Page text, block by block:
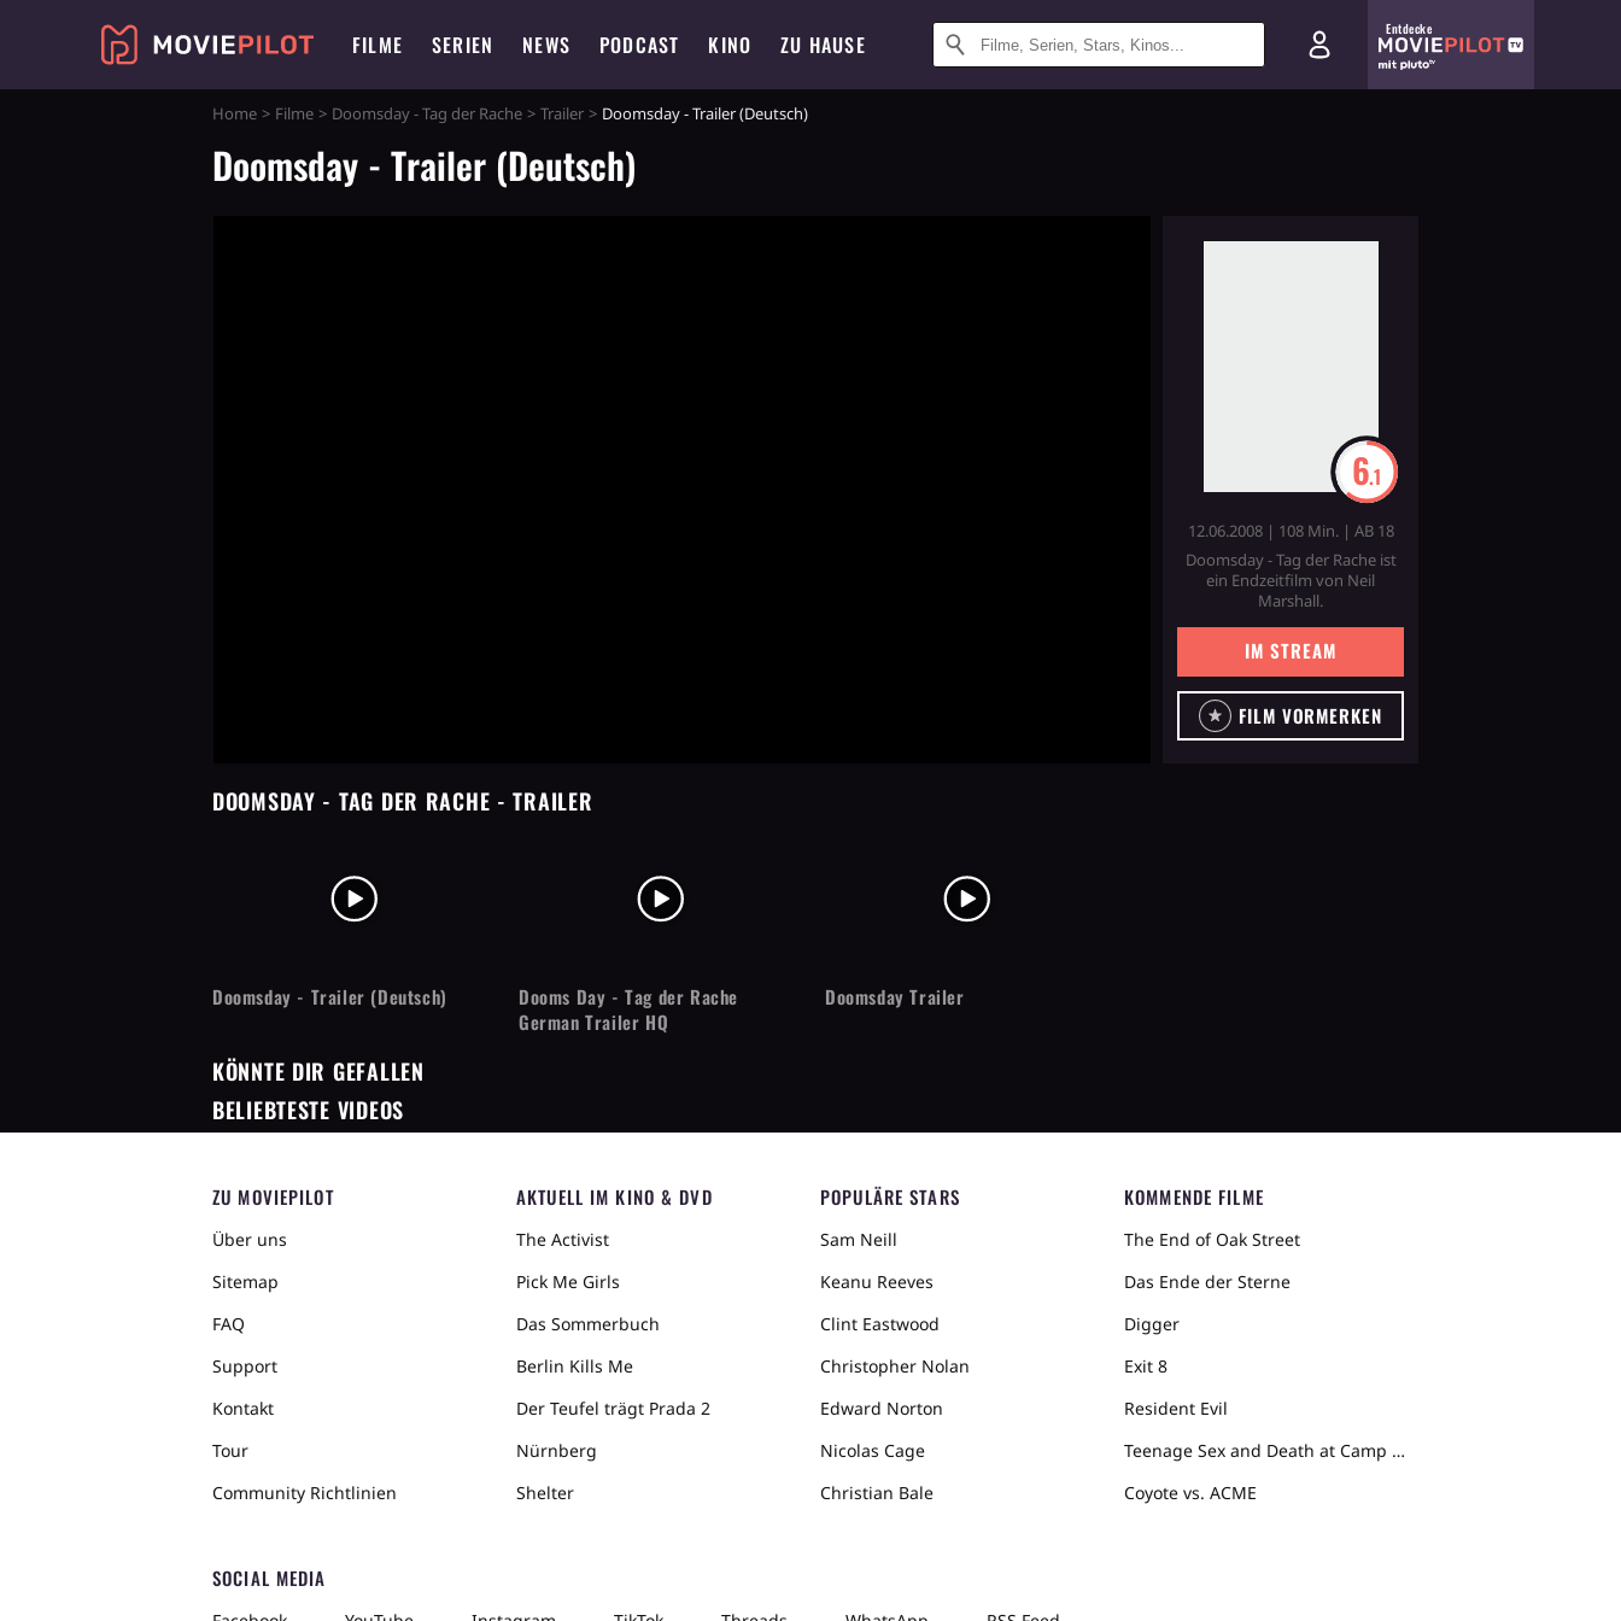
FILME SERIEN NEWS PODCAST KINO ZU HAUSE
Entdecke
Home Filme Doomsday - Tag der Rache Trailer Doomsday - Trailer (Deutsch)
Doomsday - Trailer (Deutsch)
6.1
12.06.2008 | 108 Min. | AB 18
Doomsday - Tag der Rache ist
ein Endzeitfilm von Neil
Marshall.
IM STREAM
FILM VORMERKEN
DOOMSDAY - TAG DER RACHE - TRAILER
Doomsday - Trailer (Deutsch)
Dooms Day - Tag der Rache
German Trailer HQ
Doomsday Trailer
KÖNNTE DIR GEFALLEN
BELIEBTESTE VIDEOS
ZU MOVIEPILOT
Über uns
Sitemap
FAQ
Support
Kontakt
Tour
Community Richtlinien
AKTUELL IM KINO & DVD
The Activist
Pick Me Girls
Das Sommerbuch
Berlin Kills Me
Der Teufel trägt Prada 2
Nürnberg
Shelter
POPULÄRE STARS
Sam Neill
Keanu Reeves
Clint Eastwood
Christopher Nolan
Edward Norton
Nicolas Cage
Christian Bale
KOMMENDE FILME
The End of Oak Street
Das Ende der Sterne
Digger
Exit 8
Resident Evil
Teenage Sex and Death at Camp Miasma
Coyote vs. ACME
SOCIAL MEDIA